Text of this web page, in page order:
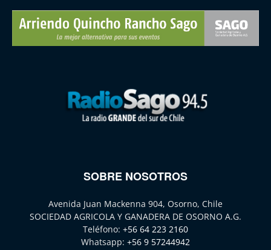
SOBRE NOSOTROS
Avenida Juan Mackenna 904, Osorno, Chile
SOCIEDAD AGRICOLA Y GANADERA DE OSORNO A.G.
Teléfono: +56 64 223 2160
Whatsapp: +56 9 57244942